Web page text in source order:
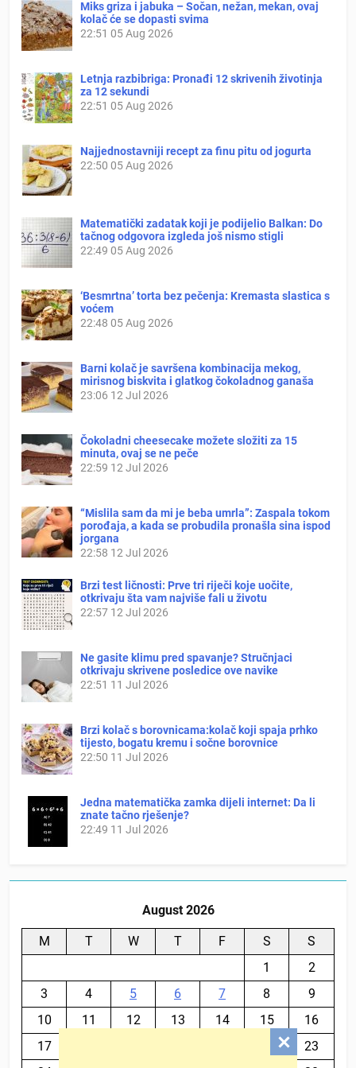
Miks griza i jabuka – Sočan, nežan, mekan, ovaj
kolač će se dopasti svima
22:51 05 Aug 2026
Letnja razbibriga: Pronađi 12 skrivenih životinja
za 12 sekundi
22:51 05 Aug 2026
Najjednostavniji recept za finu pitu od jogurta
22:50 05 Aug 2026
Matematički zadatak koji je podijelio Balkan: Do
tačnog odgovora izgleda još nismo stigli
22:49 05 Aug 2026
‘Besmrtna’ torta bez pečenja: Kremasta slastica s
voćem
22:48 05 Aug 2026
Barni kolač je savršena kombinacija mekog,
mirisnog biskvita i glatkog čokoladnog ganaša
23:06 12 Jul 2026
Čokoladni cheesecake možete složiti za 15
minuta, ovaj se ne peče
22:59 12 Jul 2026
“Mislila sam da mi je beba umrla”: Zaspala tokom
porođaja, a kada se probudila pronašla sina ispod
jorgana
22:58 12 Jul 2026
Brzi test ličnosti: Prve tri riječi koje uočite,
otkrivaju šta vam najviše fali u životu
22:57 12 Jul 2026
Ne gasite klimu pred spavanje? Stručnjaci
otkrivaju skrivene posledice ove navike
22:51 11 Jul 2026
Brzi kolač s borovnicama:kolač koji spaja prhko
tijesto, bogatu kremu i sočne borovnice
22:50 11 Jul 2026
Jedna matematička zamka dijeli internet: Da li
znate tačno rješenje?
22:49 11 Jul 2026
August 2026
M T W T F S
S
1
2
3
4 5 6 7 8
9
10
11 12 13 14 15
16
17
23